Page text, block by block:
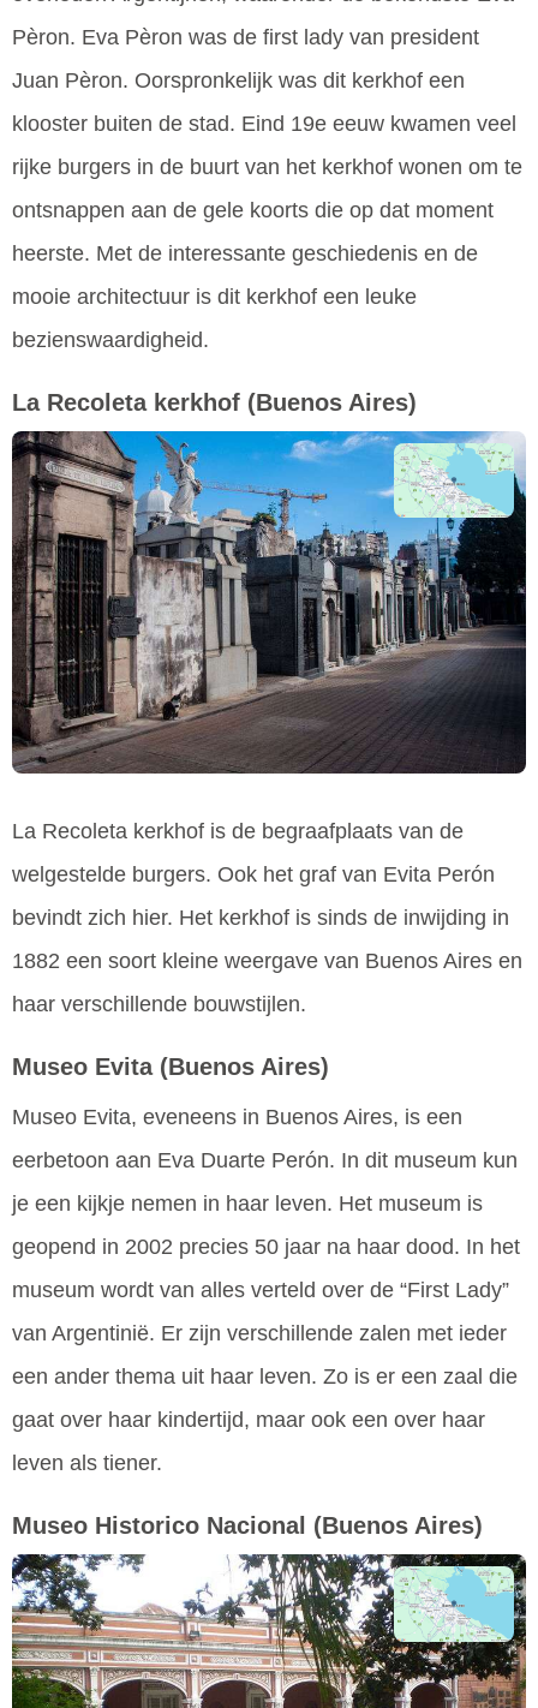
Pèron. Eva Pèron was de first lady van president
Juan Pèron. Oorspronkelijk was dit kerkhof een
klooster buiten de stad. Eind 19e eeuw kwamen veel
rijke burgers in de buurt van het kerkhof wonen om te
ontsnappen aan de gele koorts die op dat moment
heerste. Met de interessante geschiedenis en de
mooie architectuur is dit kerkhof een leuke
bezienswaardigheid.
La Recoleta kerkhof (Buenos Aires)
La Recoleta kerkhof is de begraafplaats van de
welgestelde burgers. Ook het graf van Evita Perón
bevindt zich hier. Het kerkhof is sinds de inwijding in
1882 een soort kleine weergave van Buenos Aires en
haar verschillende bouwstijlen.
Museo Evita (Buenos Aires)
Museo Evita, eveneens in Buenos Aires, is een
eerbetoon aan Eva Duarte Perón. In dit museum kun
je een kijkje nemen in haar leven. Het museum is
geopend in 2002 precies 50 jaar na haar dood. In het
museum wordt van alles verteld over de “First Lady”
van Argentinië. Er zijn verschillende zalen met ieder
een ander thema uit haar leven. Zo is er een zaal die
gaat over haar kindertijd, maar ook een over haar
leven als tiener.
Museo Historico Nacional (Buenos Aires)